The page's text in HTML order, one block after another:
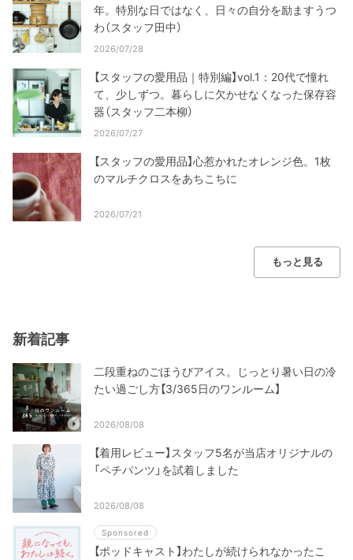
年。特別な日ではなく、日々の自分を励ますうつ
わ（スタッフ田中）
2026/07/28
【スタッフの愛用品｜特別編】vol.1：20代で憧れ
て、少しずつ。暮らしに欠かせなくなった保存容
器（スタッフ二本柳）
2026/07/27
【スタッフの愛用品】心惹かれたオレンジ色。1枚
のマルチクロスをあちこちに
2026/07/21
もっと見る
新着記事
二段重ねのごほうびアイス。じっとり暑い日の冷
たい過ごし方【3/365日のワンルーム】
2026/08/08
【着用レビュー】スタッフ5名が当店オリジナルの
「ペチパンツ」を試着しました
2026/08/08
Sponsored
【ポッドキャスト】わたしが続けられなかったこ